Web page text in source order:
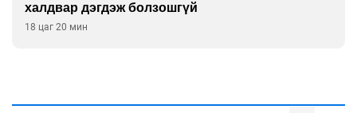
улсын хурал зохион байгуулна
18 цаг 50 мин